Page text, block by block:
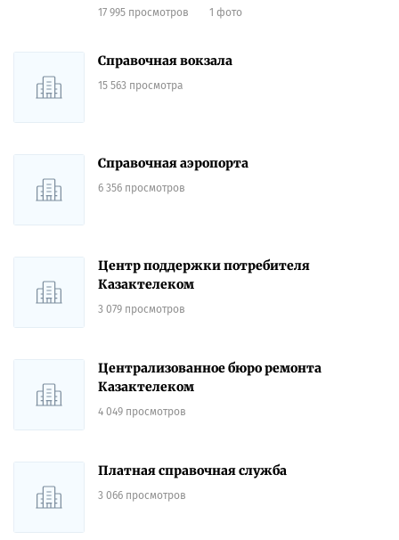
17 995 просмотров 1 фото
Справочная вокзала
15 563 просмотра
Справочная аэропорта
6 356 просмотров
Центр поддержки потребителя
Казактелеком
3 079 просмотров
Централизованное бюро ремонта
Казактелеком
4 049 просмотров
Платная справочная служба
3 066 просмотров